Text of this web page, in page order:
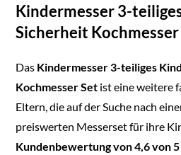
Kindermesser 3-
Sicherheit Kochmesser
Das Kindermesser 3-teiliges
Kochmesser Set ist eine weitere
Eltern, die auf der Suche nach
preiswerten Messerset für ihre
Kundenbewertung von 4,6 von